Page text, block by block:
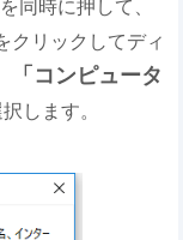
を同時に押して、
クリックしてディ
「コンピュータ
します。